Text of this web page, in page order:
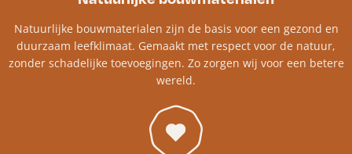
Natuurlijke bouwmaterialen zijn de basis voor een gezond en
duurzaam leefklimaat. Gemaakt met respect voor de natuur,
zonder schadelijke toevoegingen. Zo zorgen wij voor een betere
wereld.